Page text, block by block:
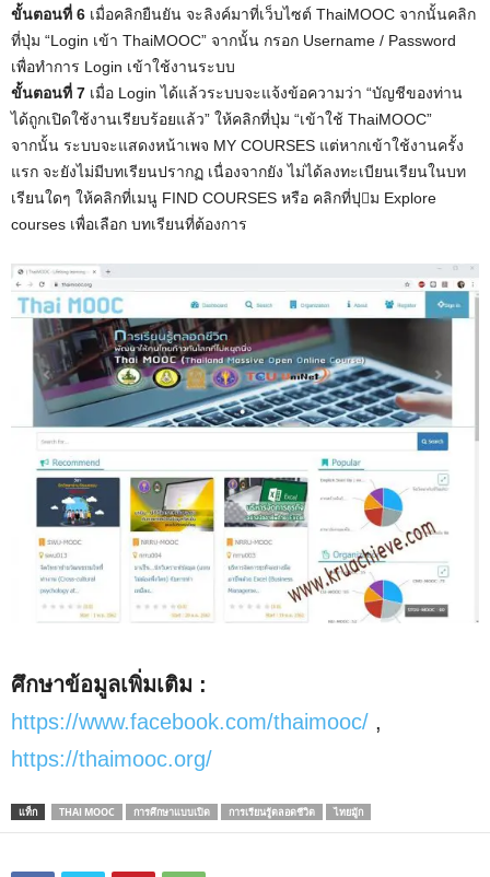
ขั้นตอนที่ 6 เมื่อคลิกยืนยัน จะลิงค์มาที่เว็บไซต์ ThaiMOOC จากนั้นคลิก
ที่ปุ่ม “Login เข้า ThaiMOOC” จากนั้น กรอก Username / Password
เพื่อทําการ Login เข้าใช้งานระบบ
ขั้นตอนที่ 7 เมื่อ Login ได้แล้วระบบจะแจ้งข้อความว่า “บัญชีของท่าน
ได้ถูกเปิดใช้งานเรียบร้อยแล้ว” ให้คลิกที่ปุ่ม “เข้าใช้ ThaiMOOC”
จากนั้น ระบบจะแสดงหน้าเพจ MY COURSES แต่หากเข้าใช้งานครั้ง
แรก จะยังไม่มีบทเรียนปรากฏ เนื่องจากยัง ไม่ได้ลงทะเบียนเรียนในบท
เรียนใดๆ ให้คลิกที่เมนู FIND COURSES หรือ คลิกที่ปุม Explore
courses เพื่อเลือก บทเรียนที่ต้องการ
ศึกษาข้อมูลเพิ่มเติม :
https://www.facebook.com/thaimooc/ ,
https://thaimooc.org/
แท็ก THAI MOOC การศึกษาแบบเปิด การเรียนรู้ตลอดชีวิต ไทยมู้ก